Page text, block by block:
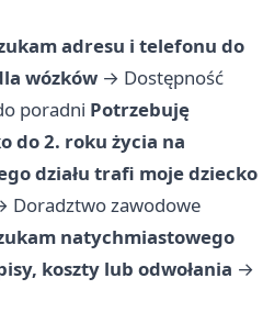
adresu i telefonu do
wózków → Dostępność
poradni Potrzebuję
do 2. roku życia na
działu trafi moje dziecko
Doradztwo zawodowe
natychmiastowego
koszty lub odwołania →